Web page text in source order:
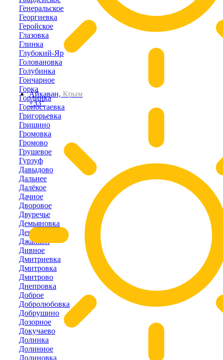
Айкаван, Крым
+33°
Генеральское
Георгиевка
Геройское
Глазовка
Глинка
Глубокий-Яр
Головановка
Голубинка
Гончарное
Горка
Горлинка
Горностаевка
Григорьевка
Гришино
Громовка
Громово
Грушевое
Гурзуф
Давыдово
Дальнее
Далёкое
Дачное
Дворовое
Двуречье
Демьяновка
Денисовка
Джанкой
Дивное
Дмитриевка
Дмитровка
Дмитрово
Днепровка
Доброе
Добролюбовка
Добрушино
Дозорное
Докучаево
Долинка
Долинное
Долиновка